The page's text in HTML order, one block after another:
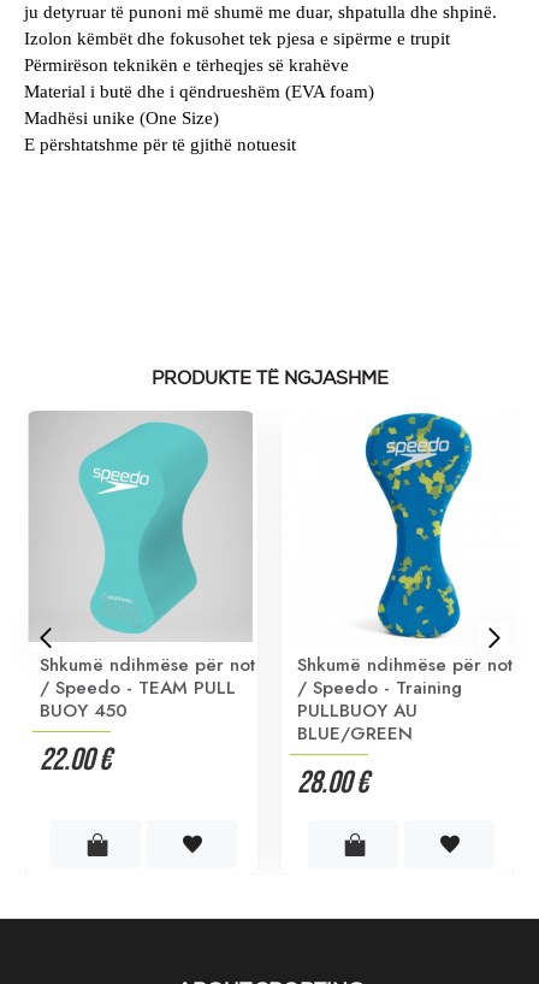
ju detyruar të punoni më shumë me duar, shpatulla dhe shpinë.
Izolon këmbët dhe fokusohet tek pjesa e sipërme e trupit
Përmirëson teknikën e tërheqjes së krahëve
Material i butë dhe i qëndrueshëm (EVA foam)
Madhësi unike (One Size)
E përshtatshme për të gjithë notuesit
PRODUKTE TË NGJASHME
Shkumë ndihmëse për not
/ Speedo - TEAM PULL
BUOY 450
22.00 €
Shkumë ndihmëse për not
/ Speedo - Training
PULLBUOY AU
BLUE/GREEN
28.00 €